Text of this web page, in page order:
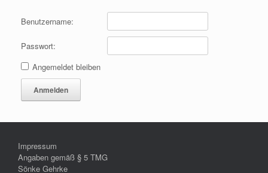
Benutzername:
Passwort:
Angemeldet bleiben
Anmelden
Impressum
Angaben gemäß § 5 TMG
Sönke Gehrke